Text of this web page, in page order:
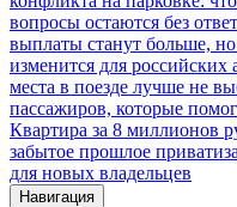
вопросы остаются без
выплаты станут больше,
изменится для российских
места в поезде лучше не
пассажиров, которые
Квартира за 8 миллионов
забытое прошлое
для новых владельцев
Навигация